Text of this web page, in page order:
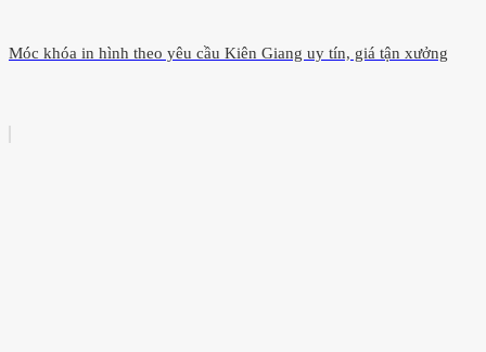
Móc khóa in hình theo yêu cầu Kiên Giang uy tín, giá tận xưởng